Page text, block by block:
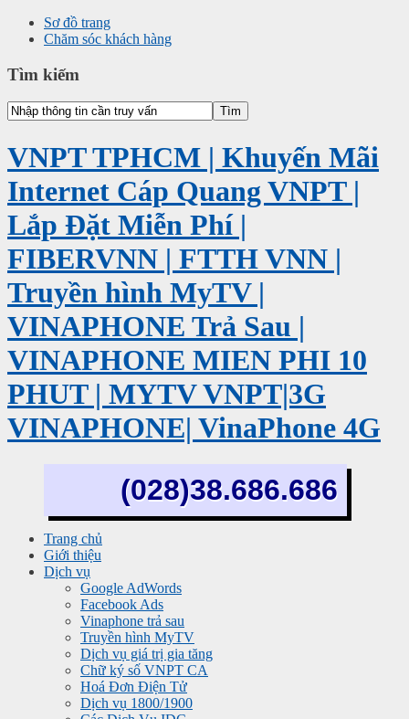
Sơ đồ trang
Chăm sóc khách hàng
Tìm kiếm
VNPT TPHCM | Khuyến Mãi
Internet Cáp Quang VNPT |
Lắp Đặt Miễn Phí |
FIBERVNN | FTTH VNN |
Truyền hình MyTV |
VINAPHONE Trả Sau |
VINAPHONE MIEN PHI 10
PHUT | MYTV VNPT|3G
VINAPHONE| VinaPhone 4G
(028)38.686.686
Trang chủ
Giới thiệu
Dịch vụ
Google AdWords
Facebook Ads
Vinaphone trả sau
Truyền hình MyTV
Dịch vụ giá trị gia tăng
Chữ ký số VNPT CA
Hoá Đơn Điện Tử
Dịch vụ 1800/1900